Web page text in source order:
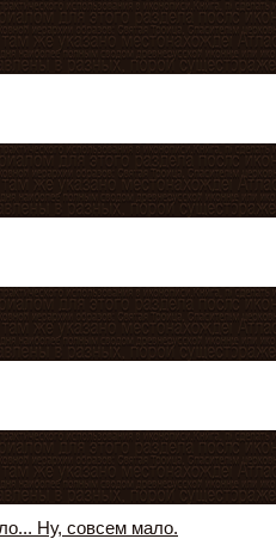
Ну, совсем мало.